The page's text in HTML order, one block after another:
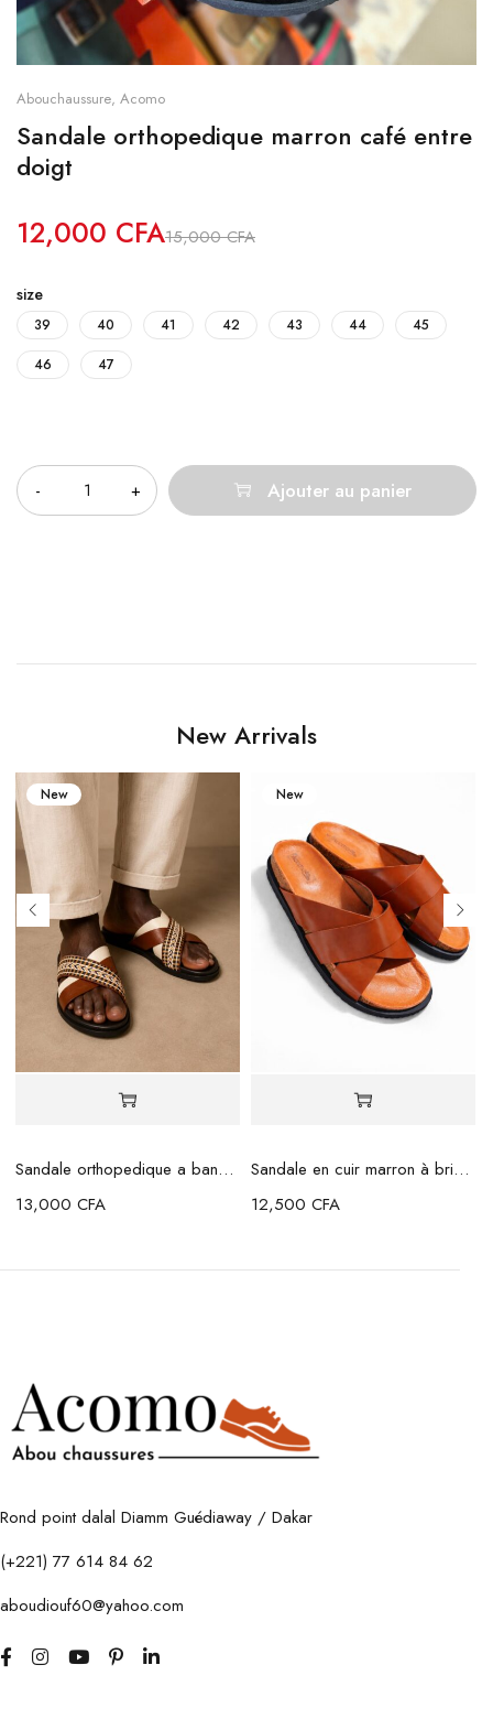
Abouchaussure, Acomo
Sandale orthopedique marron café entre
doigt
15,000CFA
12,000 CFA
size
39 40 41 42 43 44
45
46
47
Ajouter au panier
New Arrivals
New
Sandale orthopedique a bande marron beige
13,000 CFA
New
Sandale en cuir marron à brides croisées
12,500 CFA
Rond point dalal Diamm Guédiaway / Dakar
(+221) 77 614 84 62
aboudiouf60@yahoo.com